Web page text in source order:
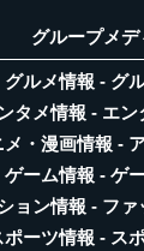
グループメデ
グルメ情報 - グ
タメ情報 - エン
メ・漫画情報 -
ゲーム情報 - ゲ
ョン情報 - フ
ポーツ情報 - ス